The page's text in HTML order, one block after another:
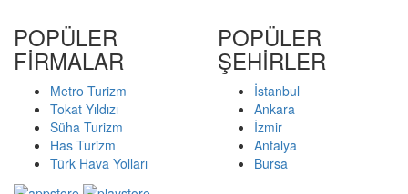
POPÜLER
FİRMALAR
Metro Turizm
Tokat Yıldızı
Süha Turizm
Has Turizm
Türk Hava Yolları
POPÜLER
ŞEHİRLER
İstanbul
Ankara
İzmir
Antalya
Bursa